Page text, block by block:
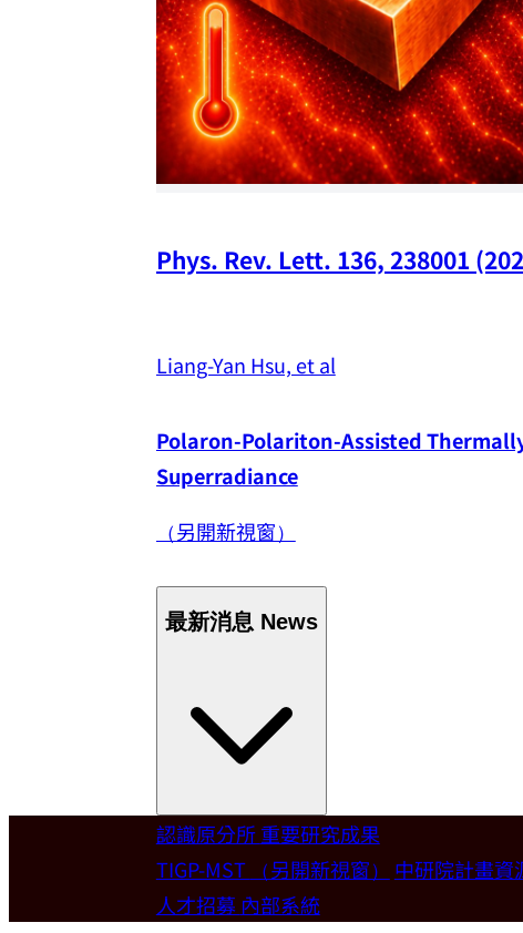
Phys. Rev. Lett. 136, 238001
Liang-Yan Hsu, et al
Polaron-Polariton-Assisted
Superradiance
（另開新視窗）
最新消息 News
Welcome
歡迎本所新聘合聘研究員陳俊維特聘教
認識原分所重要研究成果
TIGP-MST （另開新視窗） 中研院計畫資
人才招募 內部系統